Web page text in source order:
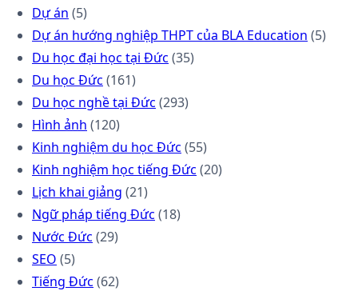
Dự án (5)
Dự án hướng nghiệp THPT của BLA Education (5)
Du học đại học tại Đức (35)
Du học Đức (161)
Du học nghề tại Đức (293)
Hình ảnh (120)
Kinh nghiệm du học Đức (55)
Kinh nghiệm học tiếng Đức (20)
Lịch khai giảng (21)
Ngữ pháp tiếng Đức (18)
Nước Đức (29)
SEO (5)
Tiếng Đức (62)